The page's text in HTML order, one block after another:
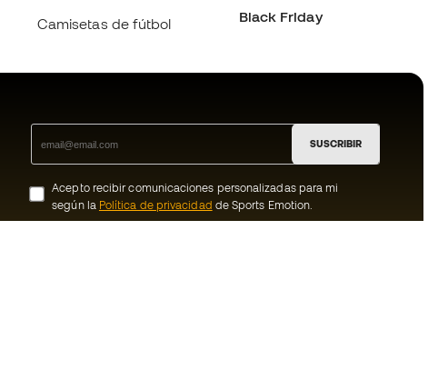
Camisetas de fútbol
Black Friday
SUSCRIBIR
Acepto recibir comunicaciones personalizadas para mi
según la Política de privacidad de Sports Emotion.